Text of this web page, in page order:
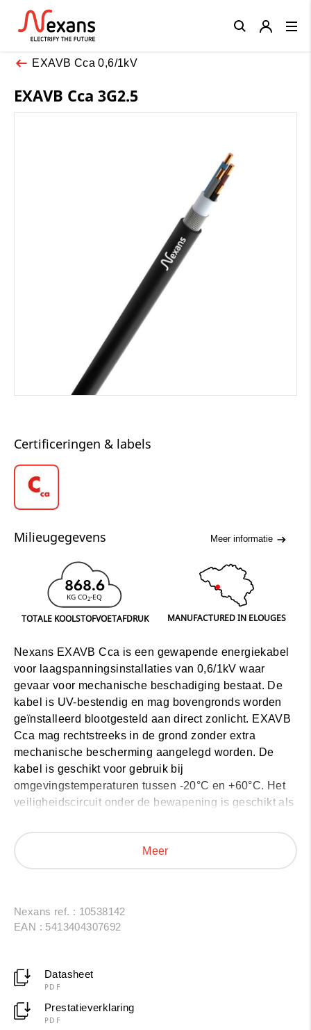
EXAVB Cca 0,6/1kV
EXAVB Cca 3G2.5
Certificeringen & labels
Milieugegevens Meer informatie
868.6
KG CO2-EQ
TOTALE KOOLSTOFVOETAFDRUK MANUFACTURED IN ELOUGES
Nexans EXAVB Cca is een gewapende energiekabel
voor laagspanningsinstallaties van 0,6/1kV waar
gevaar voor mechanische beschadiging bestaat. De
kabel is UV-bestendig en mag bovengronds worden
geïnstalleerd blootgesteld aan direct zonlicht. EXAVB
Cca mag rechtstreeks in de grond zonder extra
mechanische bescherming aangelegd worden. De
kabel is geschikt voor gebruik bij
omgevingstemperaturen tussen -20°C en +60°C. Het
veiligheidscircuit onder de bewapening is geschikt als
Nexans EXAVB Ccaheeft brandklasse Cca-s3,d2,a3
volgens EN 50575 en mag volgens het AREI in bundel
of laag aangelegd worden en in ruimtes met verhoogd
Meer
Nexans ref. : 10538142
EAN : 5413404307692
Datasheet
PDF
Prestatieverklaring
PDF
Close